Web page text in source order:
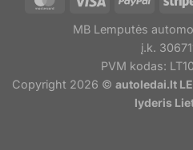
MB Lemputės
į.k.
PVM kodas:
Copyright 2026 © autoledai.lt
lyderis